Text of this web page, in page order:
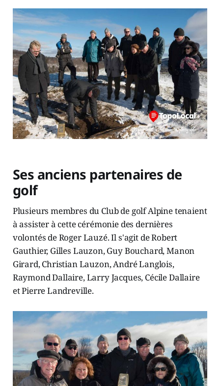
Ses anciens partenaires de
golf
Plusieurs membres du Club de golf Alpine tenaient
à assister à cette cérémonie des dernières
volontés de Roger Lauzé. Il s'agit de Robert
Gauthier, Gilles Lauzon, Guy Bouchard, Manon
Girard, Christian Lauzon, André Langlois,
Raymond Dallaire, Larry Jacques, Cécile Dallaire
et Pierre Landreville.